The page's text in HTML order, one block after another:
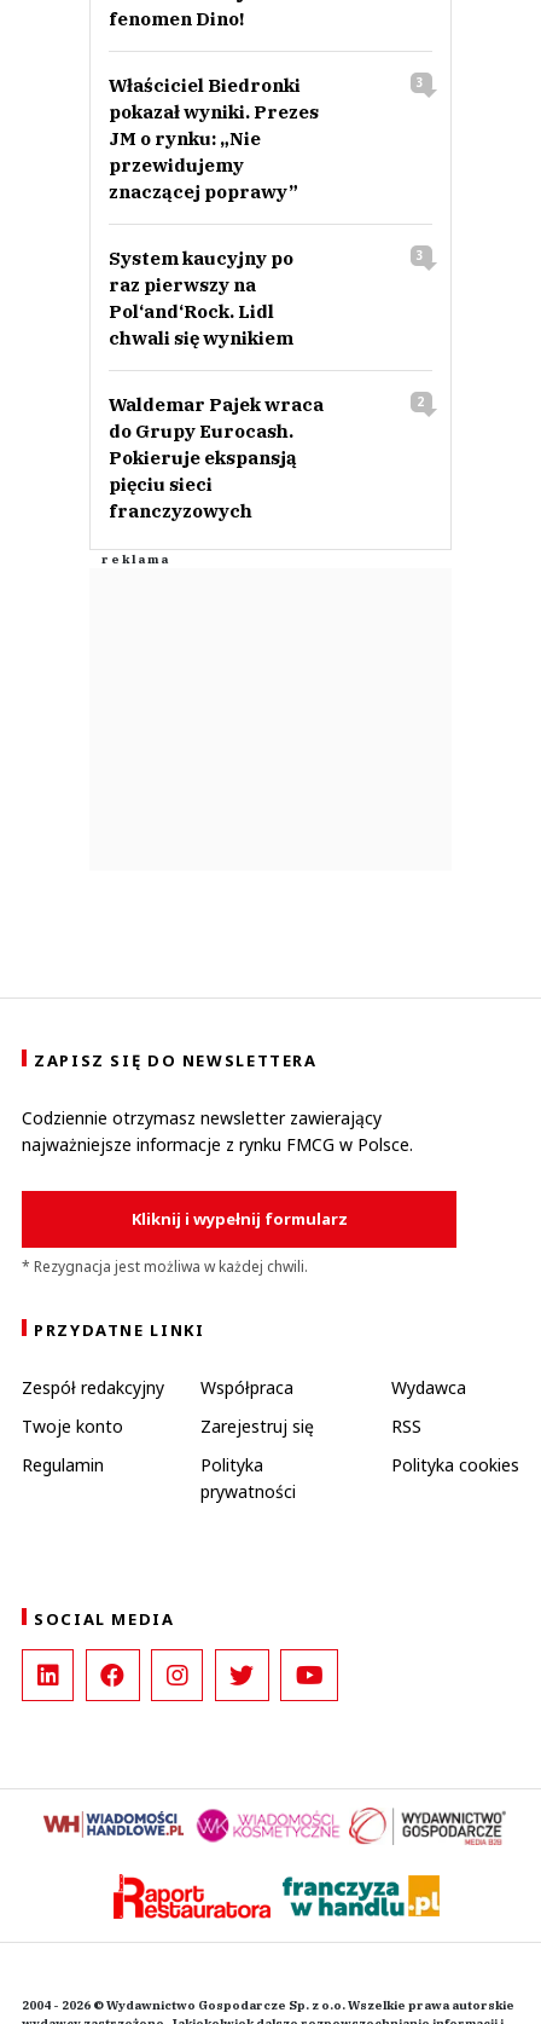
fenomen Dino!
Właściciel Biedronki
pokazał wyniki. Prezes
JM o rynku: „Nie
przewidujemy
znaczącej poprawy”
3
System kaucyjny po
raz pierwszy na
Pol‘and‘Rock. Lidl
chwali się wynikiem
3
Waldemar Pajek wraca
do Grupy Eurocash.
Pokieruje ekspansją
pięciu sieci
franczyzowych
2
ZAPISZ SIĘ DO NEWSLETTERA
Codziennie otrzymasz newsletter zawierający
najważniejsze informacje z rynku FMCG w Polsce.
Kliknij i wypełnij formularz
* Rezygnacja jest możliwa w każdej chwili.
PRZYDATNE LINKI
Zespół redakcyjny Współpraca
Wydawca
Twoje konto
Zarejestruj się
RSS
Regulamin
Polityka
prywatności
Polityka cookies
SOCIAL MEDIA
2004 - 2026 © Wydawnictwo Gospodarcze Sp. z o.o. Wszelkie prawa autorskie